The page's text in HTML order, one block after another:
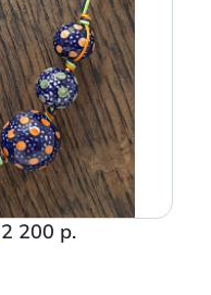
2 200 р.